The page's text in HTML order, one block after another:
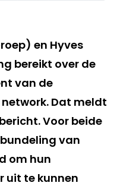
en Hyves
bereikt over de
van de
Dat meldt
Voor beide
van
om hun
uit te kunnen